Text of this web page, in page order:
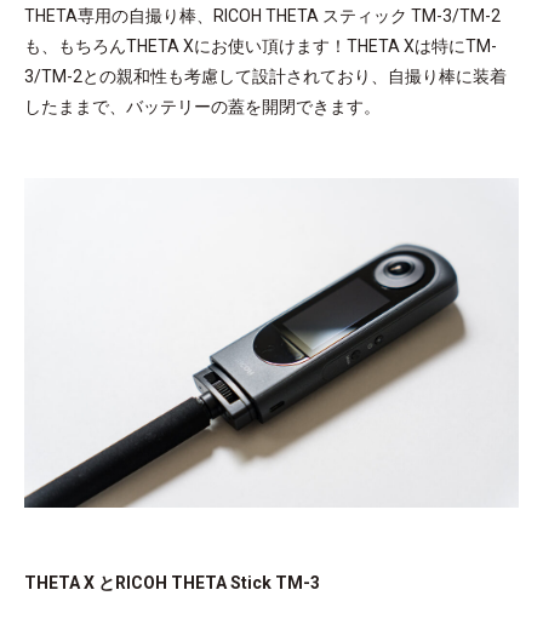
THETA専用の自撮り棒、RICOH THETA スティック TM-3/TM-2
も、もちろんTHETA Xにお使い頂けます！THETA Xは特にTM-
3/TM-2との親和性も考慮して設計されており、自撮り棒に装着
したままで、バッテリーの蓋を開閉できます。
THETA X とRICOH THETA Stick TM-3